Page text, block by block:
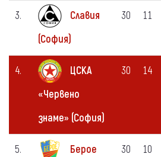
3.
Славия
(София)
30 11
4.
ЦСКА
«Червено
знаме» (София)
30 14
5.
Берое
30 10